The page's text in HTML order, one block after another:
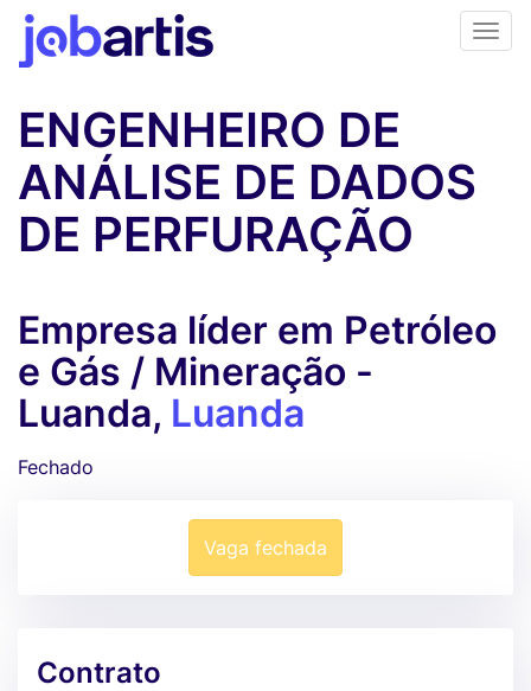
ENGENHEIRO DE
ANÁLISE DE DADOS
DE PERFURAÇÃO
Empresa líder em Petróleo
e Gás / Mineração -
Luanda, Luanda
Fechado
Vaga fechada
Contrato